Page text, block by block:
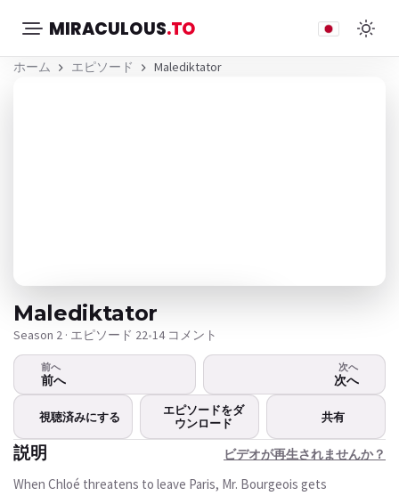
MIRACULOUS.TO
ホーム エピソード Malediktator
ビデオが再生されませんか？
この動画は現在ご利用いただけま
Malediktator
Season 2 · エピソード 22•14 コメント
前へ
前へ
次へ
次へ
視聴済みにする
エピソードをダ
ウンロード
共有
説明 ビデオが再生されませんか？
When Chloé threatens to leave Paris, Mr. Bourgeois gets